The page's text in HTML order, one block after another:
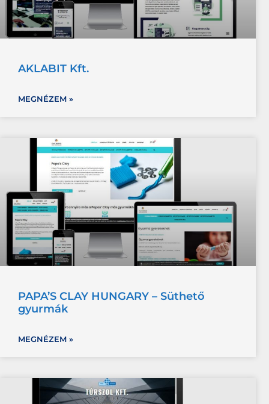
AKLABIT Kft.
MEGNÉZEM »
PAPA’S CLAY HUNGARY – Süthető
gyurmák
MEGNÉZEM »